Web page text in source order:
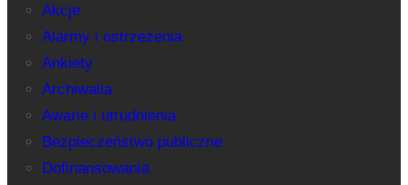
Akcje
Alarmy i ostrzeżenia
Ankiety
Archiwalia
Awarie i utrudnienia
Bezpieczeństwo publiczne
Dofinansowania